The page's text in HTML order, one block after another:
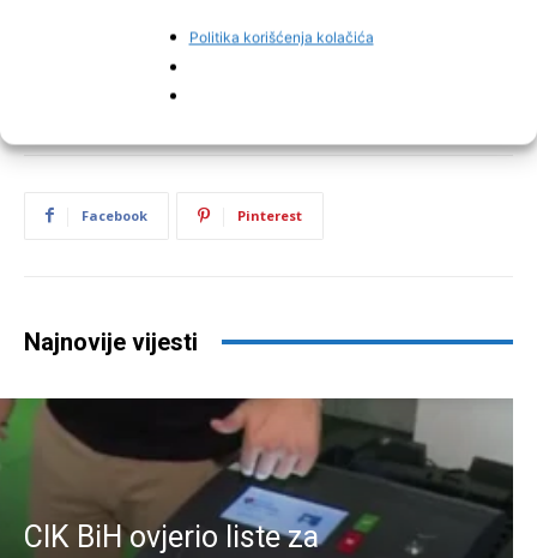
Politika korišćenja kolačića
Granična policija BiH
Facebook Pinterest
Najnovije vijesti
CIK BiH ovjerio liste za